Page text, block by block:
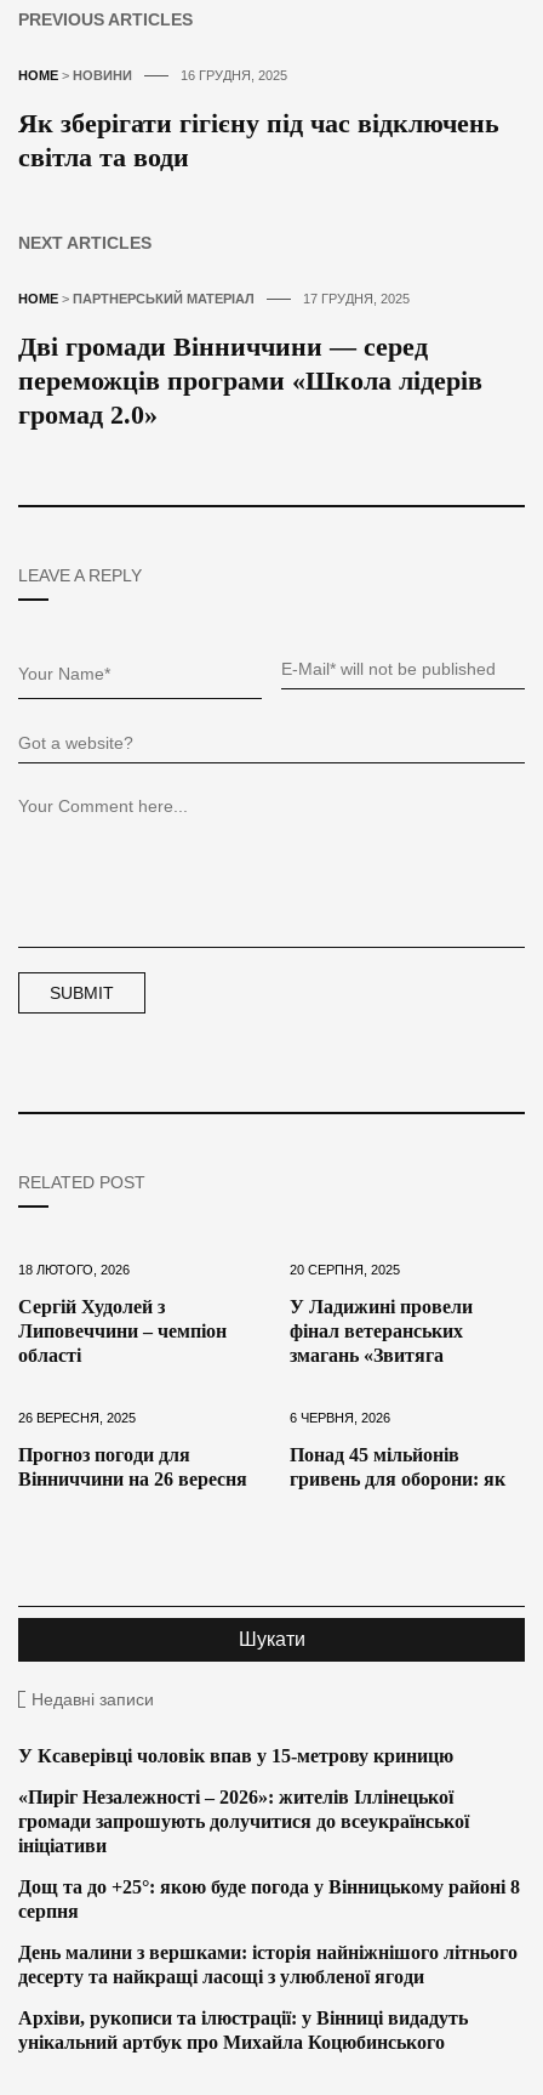
PREVIOUS ARTICLES
HOME > НОВИНИ 16 ГРУДНЯ, 2025
Як зберігати гігієну під час відключень
світла та води
NEXT ARTICLES
HOME > ПАРТНЕРСЬКИЙ МАТЕРІАЛ 17 ГРУДНЯ, 2025
Дві громади Вінниччини — серед
переможців програми «Школа лідерів
громад 2.0»
LEAVE A REPLY
RELATED POST
18 ЛЮТОГО, 2026
Сергій Худолей з
Липовеччини – чемпіон
області
20 СЕРПНЯ, 2025
У Ладижині провели
фінал ветеранських
змагань «Звитяга
26 ВЕРЕСНЯ, 2025
Прогноз погоди для
Вінниччини на 26 вересня
6 ЧЕРВНЯ, 2026
Понад 45 мільйонів
гривень для оборони: як
Недавні записи
У Ксаверівці чоловік впав у 15-метрову криницю
«Пиріг Незалежності – 2026»: жителів Іллінецької
громади запрошують долучитися до всеукраїнської
ініціативи
Дощ та до +25°: якою буде погода у Вінницькому районі 8
серпня
День малини з вершками: історія найніжнішого літнього
десерту та найкращі ласощі з улюбленої ягоди
Архіви, рукописи та ілюстрації: у Вінниці видадуть
унікальний артбук про Михайла Коцюбинського